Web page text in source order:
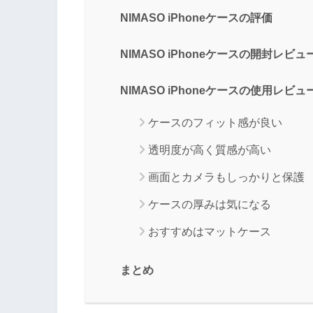
NIMASO iPhoneケースの評価
NIMASO iPhoneケースの開封レビュ
NIMASO iPhoneケースの使用レビュ
ケースのフィット感が良い
透明度が高く質感が高い
画面とカメラもしっかりと保護
ケースの厚みは気になる
おすすめはマットケース
まとめ